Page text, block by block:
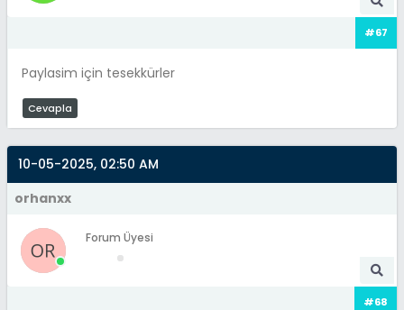
#67
Paylasim için tesekkürler
Cevapla
10-05-2025, 02:50 AM
orhanxx
Forum Üyesi
#68